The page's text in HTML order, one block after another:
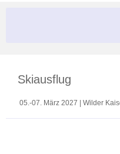
Skiausflug
05.-07. März 2027 | Wilder